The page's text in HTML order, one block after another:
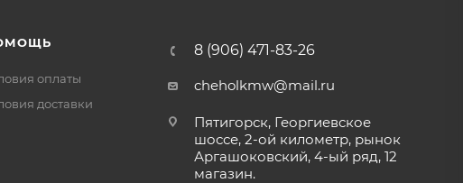
оплаты
доставки
8 (906) 471-83-26
cheholkmw@mail.ru
Пятигорск, Георгиевское
шоссе, 2-ой километр, рынок
Аргашоковский, 4-ый ряд, 12
магазин.